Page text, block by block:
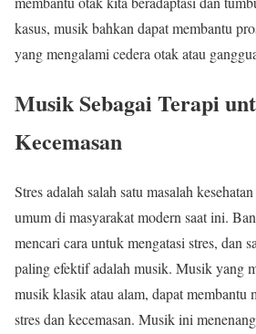
kasus, musik bahkan dapat membantu
yang mengalami cedera otak atau
Musik Sebagai Terapi
Kecemasan
Stres adalah salah satu masalah
umum di masyarakat modern saat ini.
mencari cara untuk mengatasi stres, dan
paling efektif adalah musik. Musik yang
musik klasik atau alam, dapat membantu
stres dan kecemasan. Musik ini